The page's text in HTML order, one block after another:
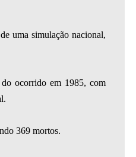
uma simulação nacional,
ocorrido em 1985, com
369 mortos.